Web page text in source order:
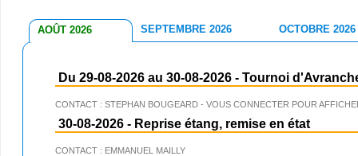
AOÛT 2026 SEPTEMBRE 2026 OCTOBRE 2026
Du 29-08-2026 au 30-08-2026 - Tournoi
CONTACT : STEPHAN BOUGEARD - VOUS CONNECTER POUR
30-08-2026 - Reprise étang, remise en état
CONTACT : EMMANUEL MAILLY